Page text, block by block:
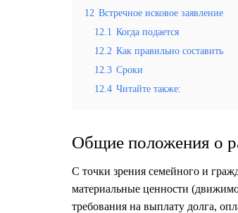
12 Встречное исковое заявление
12.1 Когда подается
12.2 Как правильно составить
12.3 Сроки
12.4 Читайте также:
Общие положения о
С точки зрения семейного и
материальные ценности
требования на выплату долга,